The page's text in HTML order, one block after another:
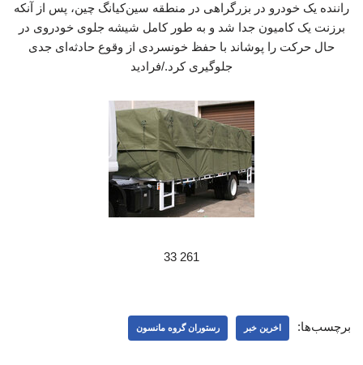
راننده یک خودرو در بزرگراهی در منطقه سین‌کیانگ چین، پس از آنکه
برزنت یک کامیون جدا شد و به طور کامل شیشه جلوی خودروی در
حال حرکت را پوشاند با حفظ خونسردی از وقوع حادثه‌ای جدی
جلوگیری کرد./فرادید
261 33
برچسب‌ها: اخرین خبر رستوران گروه مانسون